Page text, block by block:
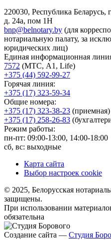
220030, Республика
д. 24а, пом 1Н
bnp@belnotary.by (для
нотариальную палату, за
юридических лиц)
Единая информационная
7572 (МТС, A1, Life)
+375 (44) 592-99-27
Горячая линия:
+375 (17) 323-59-34
Общие номера:
+375 (17) 323-38-23 (приемная)
+375 (17) 258-26-83
Режим работы:
пн-пт: 09:00-13:00, 14:00-18:00
сб, вс: выходные
Карта сайта
Выбор настроек cookie
© 2025, Белорусская
защищены.
При использовании
обязательна
Создание сайта — Студия